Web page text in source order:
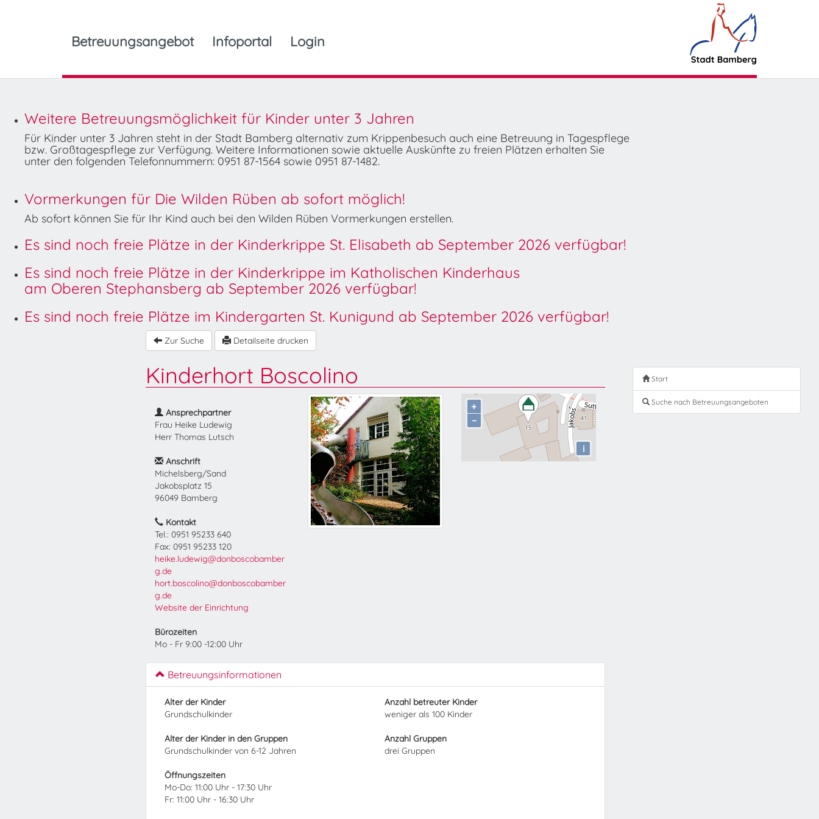
Betreuungsangebot Infoportal Login
Weitere Betreuungsmöglichkeit für Kinder unter 3 Jahren
Für Kinder unter 3 Jahren steht in der Stadt Bamberg alternativ zum Krippenbesuch auch eine Betreuung in Tagespflege
bzw. Großtagespflege zur Verfügung. Weitere Informationen sowie aktuelle Auskünfte zu freien Plätzen erhalten Sie
unter den folgenden Telefonnummern: 0951 87-1564 sowie 0951 87-1482.
Vormerkungen für Die Wilden Rüben ab sofort möglich!
Ab sofort können Sie für Ihr Kind auch bei den Wilden Rüben Vormerkungen erstellen.
Es sind noch freie Plätze in der Kinderkrippe St. Elisabeth ab September 2026 verfügbar!
Es sind noch freie Plätze in der Kinderkrippe im Katholischen Kinderhaus
am Oberen Stephansberg ab September 2026 verfügbar!
Es sind noch freie Plätze im Kindergarten St. Kunigund ab September 2026 verfügbar!
Zur Suche Detailseite drucken
Kinderhort Boscolino
Ansprechpartner
Frau Heike Ludewig
Herr Thomas Lutsch
Anschrift
Michelsberg/Sand
Jakobsplatz 15
96049 Bamberg
Kontakt
Tel.: 0951 95233 640
Fax: 0951 95233 120
heike.ludewig@donboscobamber
g.de
hort.boscolino@donboscobamber
g.de
Website der Einrichtung
Bürozeiten
Mo - Fr 9:00 -12:00 Uhr
+
−
i
Betreuungsinformationen
Alter der Kinder
Grundschulkinder
Alter der Kinder in den Gruppen
Grundschulkinder von 6-12 Jahren
Anzahl betreuter Kinder
weniger als 100 Kinder
Anzahl Gruppen
drei Gruppen
Öffnungszeiten
Mo-Do: 11:00 Uhr - 17:30 Uhr
Fr: 11:00 Uhr - 16:30 Uhr
Start
Suche nach Betreuungsangeboten